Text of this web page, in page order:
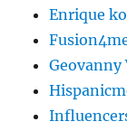
Enrique
Geovanny